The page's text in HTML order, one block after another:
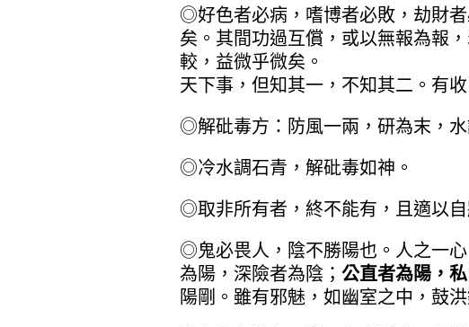
◎好色者必病，嗜博者必敗，劫財
矣。其間功過互償，或以無報為報
較，益微乎微矣。
天下事，但知其一，不知其二。有
◎解砒毒方：防風一兩，研為末，水
◎冷水調石青，解砒毒如神。
◎取非所有者，終不能有，且適以自
◎鬼必畏人，陰不勝陽也。人之一
為陽，深險者為陰； 公直者為陽，
陽剛。雖有邪魅，如幽室之中，鼓